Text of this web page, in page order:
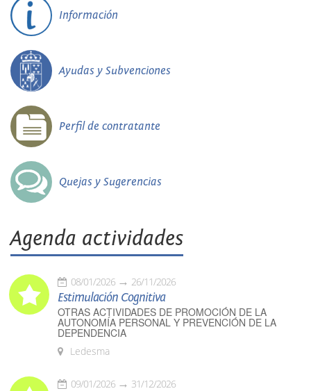
Información
Ayudas y Subvenciones
Perfil de contratante
Quejas y Sugerencias
Agenda actividades
08/01/2026 26/11/2026
Estimulación Cognitiva
OTRAS ACTIVIDADES DE PROMOCIÓN DE LA
AUTONOMÍA PERSONAL Y PREVENCIÓN DE LA
DEPENDENCIA
Ledesma
09/01/2026 31/12/2026